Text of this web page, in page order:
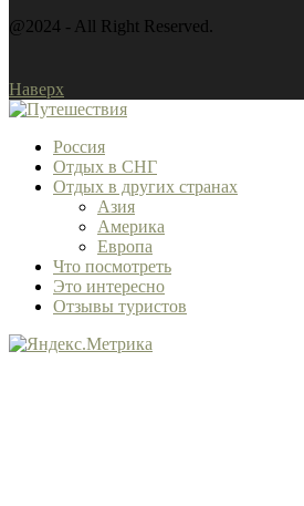
@2024 - All Right Reserved.
Наверх
Россия
Отдых в СНГ
Отдых в других странах
Азия
Америка
Европа
Что посмотреть
Это интересно
Отзывы туристов